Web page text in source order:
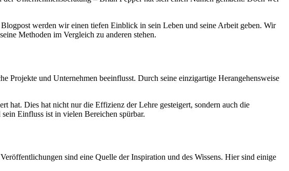
werden wir einen tiefen Einblick in sein Leben und seine Arbeit geben. Wir
Methoden im Vergleich zu anderen stehen.
Projekte und Unternehmen beeinflusst. Durch seine einzigartige Herangehensweise
hat. Dies hat nicht nur die Effizienz der Lehre gesteigert, sondern auch die
Einfluss ist in vielen Bereichen spürbar.
sind eine Quelle der Inspiration und des Wissens. Hier sind einige